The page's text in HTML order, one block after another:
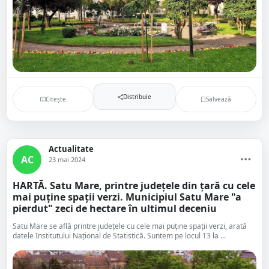
Citește Distribuie Salvează
AC
Actualitate
23 mai 2024
HARTĂ. Satu Mare, printre județele din țară cu cele
mai puține spații verzi. Municipiul Satu Mare "a
pierdut" zeci de hectare în ultimul deceniu
Satu Mare se află printre județele cu cele mai puține spații verzi, arată
datele Institutului Național de Statistică. Suntem pe locul 13 la ...